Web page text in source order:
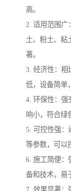
高。
2. 适用范围广
土、粉土、粘
著。
3. 经济性：相
低，设备简单
4. 环保性：强
响小，符合绿
5. 可控性强：
等参数，可以
6. 施工简便：
备和技术，易